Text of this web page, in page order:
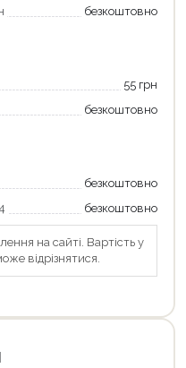
безкоштовно
55 грн
безкоштовно
безкоштовно
безкоштовно
на сайті. Вартість у
відрізнятися.